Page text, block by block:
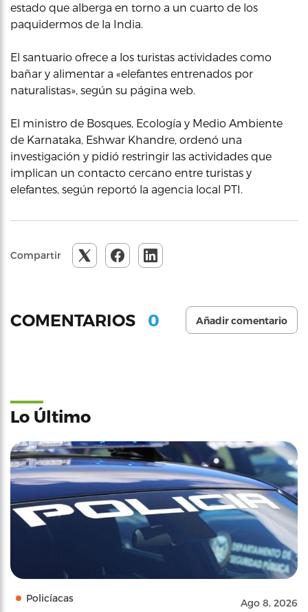
estado que alberga en torno a un cuarto de los
paquidermos de la India.
El santuario ofrece a los turistas actividades como
bañar y alimentar a «elefantes entrenados por
naturalistas», según su página web.
El ministro de Bosques, Ecología y Medio Ambiente
de Karnataka, Eshwar Khandre, ordenó una
investigación y pidió restringir las actividades que
implican un contacto cercano entre turistas y
elefantes, según reportó la agencia local PTI.
Compartir
COMENTARIOS 0 Añadir comentario
Lo Último
Policíacas Ago 8, 2026